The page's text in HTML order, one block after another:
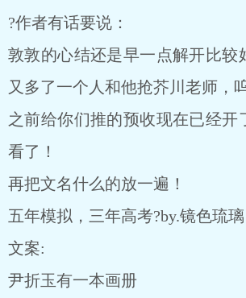
?作者有话要说：
敦敦的心结还是早一点解开比较
又多了一个人和他抢芥川老师，
之前给你们推的预收现在已经开
看了！
再把文名什么的放一遍！
五年模拟，三年高考?by.镜色琉璃
文案:
尹折玉有一本画册